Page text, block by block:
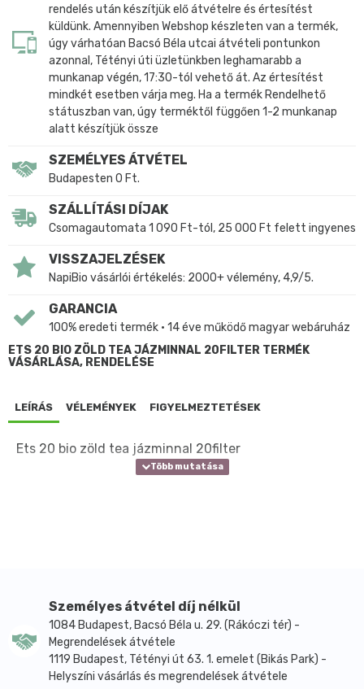
rendelés után készítjük elő átvételre és értesítést
küldünk. Amennyiben Webshop készleten van a termék,
úgy várhatóan Bacsó Béla utcai átvételi pontunkon
azonnal, Tétényi úti üzletünkben leghamarabb a
munkanap végén, 17:30-tól vehető át. Az értesítést
mindkét esetben várja meg. Ha a termék Rendelhető
státuszban van, úgy terméktől függően 1-2 munkanap
alatt készítjük össze
SZEMÉLYES ÁTVÉTEL
Budapesten 0 Ft.
SZÁLLÍTÁSI DÍJAK
Csomagautomata 1 090 Ft-tól, 25 000 Ft felett ingyenes
VISSZAJELZÉSEK
NapiBio vásárlói értékelés: 2000+ vélemény, 4,9/5.
GARANCIA
100% eredeti termék • 14 éve működő magyar webáruház
ETS 20 BIO ZÖLD TEA JÁZMINNAL 20FILTER TERMÉK
VÁSÁRLÁSA, RENDELÉSE
LEÍRÁS VÉLEMÉNYEK FIGYELMEZTETÉSEK
Ets 20 bio zöld tea jázminnal 20filter
Személyes átvétel díj nélkül
1084 Budapest, Bacsó Béla u. 29. (Rákóczi tér) -
Megrendelések átvétele
1119 Budapest, Tétényi út 63. 1. emelet (Bikás Park) -
Helyszíni vásárlás és megrendelések átvétele